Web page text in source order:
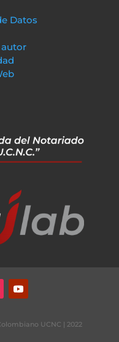
Datos
autor
UCNC | 2022